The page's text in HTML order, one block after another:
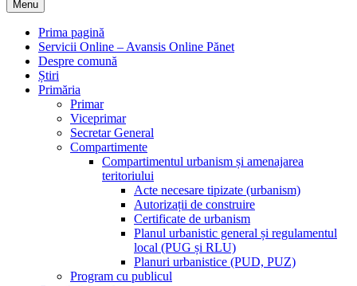
Menu
Prima pagină
Servicii Online – Avansis Online Pănet
Despre comună
Știri
Primăria
Primar
Viceprimar
Secretar General
Compartimente
Compartimentul urbanism și amenajarea
teritoriului
Acte necesare tipizate (urbanism)
Autorizații de construire
Certificate de urbanism
Planul urbanistic general și regulamentul
local (PUG și RLU)
Planuri urbanistice (PUD, PUZ)
Program cu publicul